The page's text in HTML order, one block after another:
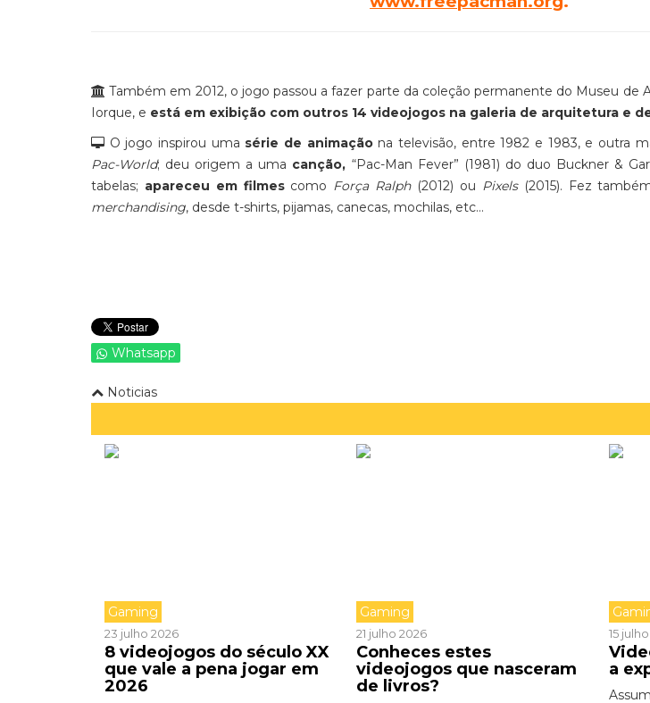
Também em 2012, o jogo passou a fazer parte da coleção permanente do Museu de
Iorque, e está em exibição com outros 14 videojogos na galeria de arquitetura e
O jogo inspirou uma série de animaçãona televisão, entre 1982 e 1983, e outra
Pac-World; deu origem a uma canção, “Pac-Man Fever” (1981) do duo Buckner &
tabelas; apareceu em filmescomo Força Ralph(2012) ou Pixels(2015). Fez
merchandising, desde t-shirts, pijamas, canecas, mochilas, etc…
Whatsapp
Noticias
Gaming
23 julho 2026
8 videojogos do século XX
que vale a pena jogar em
2026
Gaming
21 julho 2026
Conheces estes
videojogos que nasceram
de livros?
15
a